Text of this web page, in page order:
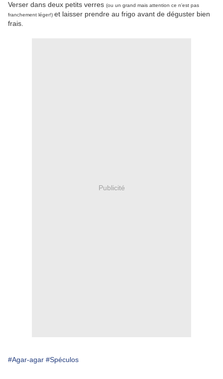
Verser dans deux petits verres (ou un grand mais attention ce n'est pas
franchement léger!) et laisser prendre au frigo avant de déguster bien
frais.
Publicité
#Agar-agar #Spéculos